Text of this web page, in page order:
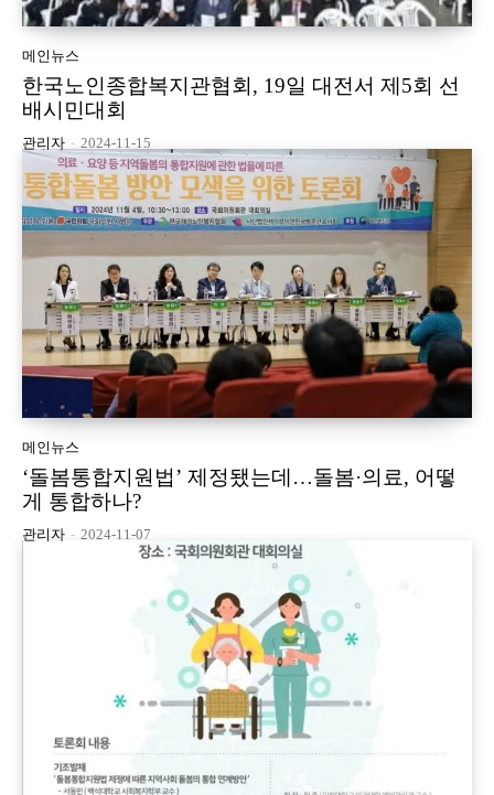
메인뉴스
한국노인종합복지관협회, 19일 대전서 제5회 선
배시민대회
관리자 - 2024-11-15
메인뉴스
‘돌봄통합지원법’ 제정됐는데…돌봄·의료, 어떻
게 통합하나?
관리자 - 2024-11-07